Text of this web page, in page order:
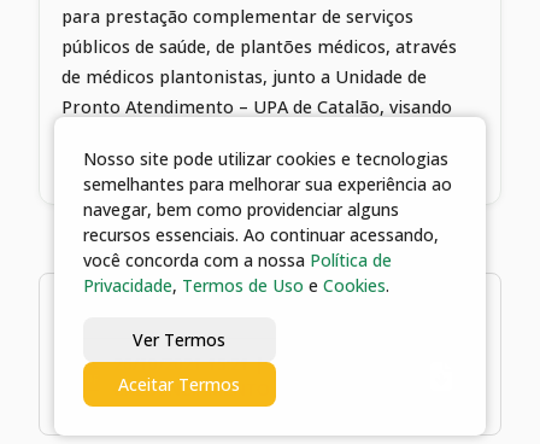
para prestação complementar de serviços
públicos de saúde, de plantões médicos, através
de médicos plantonistas, junto a Unidade de
Pronto Atendimento – UPA de Catalão, visando
Municipal de Saúde de Catalão - GO
26/10/2021 15:21 | TERMO DE
CREDENCIAMENTO Nº 129/2021
Nosso site pode utilizar cookies e tecnologias
semelhantes para melhorar sua experiência ao
navegar, bem como providenciar alguns
recursos essenciais. Ao continuar acessando,
você concorda com a nossa Política de
Privacidade, Termos de Uso e Cookies.
Ver Termos
Aceitar Termos